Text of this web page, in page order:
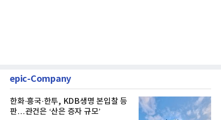
epic-Company
한화·흥국·한투, KDB생명 본입찰 등
판…관건은 ‘산은 증자 규모’